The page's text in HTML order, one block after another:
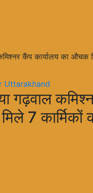
कैंप कार्यालय का औचक
Uttarakhand
गढ़वाल
7